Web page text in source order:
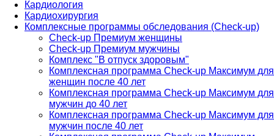
Кардиология
Кардиохирургия
Комплексные программы обследования (Check-up)
Check-up Премиум женщины
Check-up Премиум мужчины
Комплекс "В отпуск здоровым"
Комплексная программа Check-up Максимум для
женщин после 40 лет
Комплексная программа Check-up Максимум для
мужчин до 40 лет
Комплексная программа Check-up Максимум для
мужчин после 40 лет